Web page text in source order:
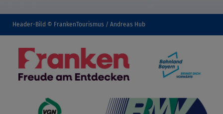
Header-Bild © FrankenTourismus / Andreas Hub